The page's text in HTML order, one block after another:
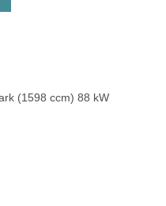
(1598 ccm) 88 kW